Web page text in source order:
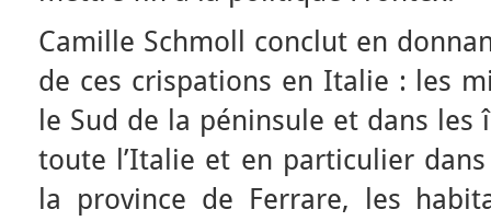
Camille Schmoll conclut en
de ces crispations en Italie : les
le Sud de la péninsule et dans
toute l’Italie et en particulier
la province de Ferrare, les